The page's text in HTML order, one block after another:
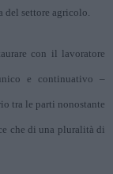
del settore agricolo.
con il lavoratore
e continuativo –
tra le parti nonostante
che di una pluralità di